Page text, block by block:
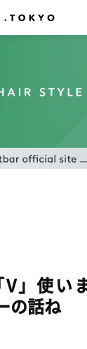
V」使い
の話ね